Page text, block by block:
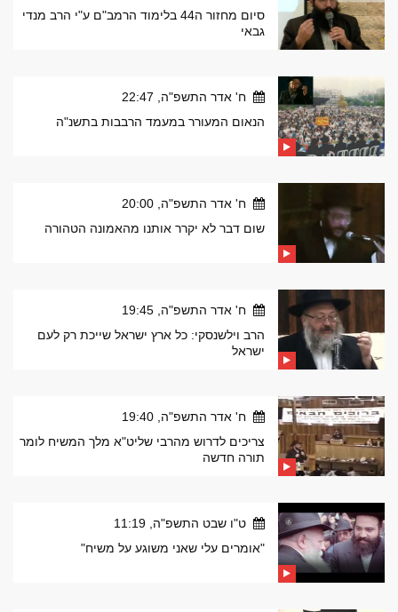
סיום מחזור ה44 בלימוד הרמב"ם ע"י הרב מנדי
גבאי
ח' אדר התשפ"ה, 22:47
הנאום המעורר במעמד הרבבות בתשנ"ה
ח' אדר התשפ"ה, 20:00
שום דבר לא יקרר אותנו מהאמונה הטהורה
ח' אדר התשפ"ה, 19:45
הרב וילשנסקי: כל ארץ ישראל שייכת רק לעם
ישראל
ח' אדר התשפ"ה, 19:40
צריכים לדרוש מהרבי שליט"א מלך המשיח לומר
תורה חדשה
ט"ו שבט התשפ"ה, 11:19
"אומרים עלי שאני משוגע על משיח"